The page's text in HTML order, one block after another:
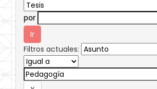
por
Filtros actuales: